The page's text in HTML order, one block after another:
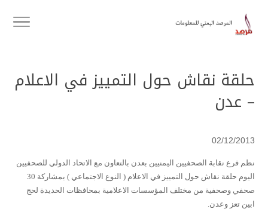
حلقة نقاش حول التمييز في الاعلام
– عدن
02/12/2013
نظم فرع نقابة الصحفيين اليمنيين بعدن بالتعاون مع الاتحاد الدولي للصحفيين
اليوم حلقة نقاش حول التمييز في الاعلام ( النوع الاجتماعي ) بمشاركة 30
صحفي وصحفية من مختلف المؤسسات الاعلامية بمحافظات الحديدة لحج
ابين تعز وعدن.